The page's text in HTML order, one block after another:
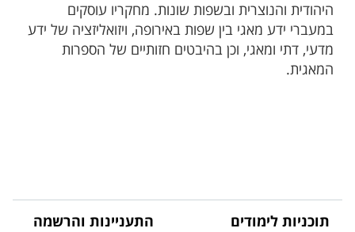
היהודית והנוצרית ובשפות שונות. מחקריו עוסקים
במעברי ידע מאגי בין שפות באירופה, ויזואליזציה של ידע
מדעי, דתי ומאגי, וכן בהיבטים חזותיים של הספרות
המאגית.
תוכניות לימודים התעניינות והרשמה